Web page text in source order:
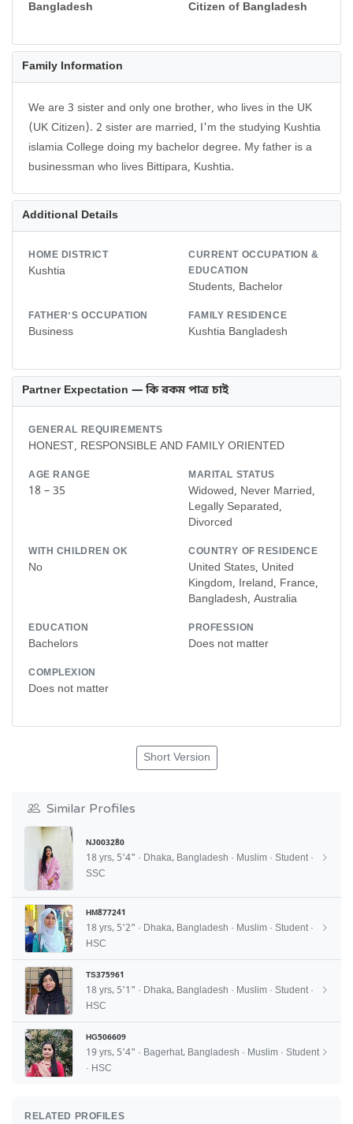
Bangladesh Citizen of Bangladesh
Family Information
We are 3 sister and only one brother, who lives in the UK
(UK Citizen). 2 sister are married, I'm the studying Kushtia
islamia College doing my bachelor degree. My father is a
businessman who lives Bittipara, Kushtia.
Additional Details
HOME DISTRICT
Kushtia
CURRENT OCCUPATION &
EDUCATION
Students, Bachelor
FATHER'S OCCUPATION
Business
FAMILY RESIDENCE
Kushtia Bangladesh
Partner Expectation — কি রকম পাত্র চাই
GENERAL REQUIREMENTS
HONEST, RESPONSIBLE AND FAMILY ORIENTED
AGE RANGE
18 – 35
MARITAL STATUS
Widowed, Never Married,
Legally Separated,
Divorced
WITH CHILDREN OK
No
COUNTRY OF RESIDENCE
United States, United
Kingdom, Ireland, France,
Bangladesh, Australia
EDUCATION
Bachelors
PROFESSION
Does not matter
COMPLEXION
Does not matter
Short Version
Similar Profiles
NJ003280
18 yrs, 5'4" · Dhaka, Bangladesh · Muslim · Student ·
SSC
HM877241
18 yrs, 5'2" · Dhaka, Bangladesh · Muslim · Student ·
HSC
TS375961
18 yrs, 5'1" · Dhaka, Bangladesh · Muslim · Student ·
HSC
HG506609
19 yrs, 5'4" · Bagerhat, Bangladesh · Muslim · Student
· HSC
RELATED PROFILES